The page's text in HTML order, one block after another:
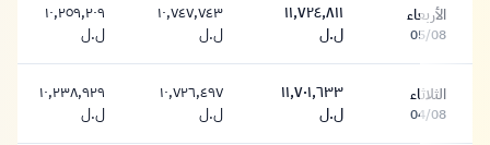
الأربعاء
05/08 ١١,٧٢٤,٨١١ ليرة
١١,٧٢٤,٨١١
ل.ل
١٠,٧٤٧,٧٤٣ ليرة
١٠,٧٤٧,٧٤٣
ل.ل
١٠,٢٥٩,٢٠٩ ليرة
١٠,٢٥٩,٢٠٩
ل.ل
الثلاثاء
04/08 ١١,٧٠١,٦٣٣ ليرة
١١,٧٠١,٦٣٣
ل.ل
١٠,٧٢٦,٤٩٧ ليرة
١٠,٧٢٦,٤٩٧
ل.ل
١٠,٢٣٨,٩٢٩ ليرة
١٠,٢٣٨,٩٢٩
ل.ل